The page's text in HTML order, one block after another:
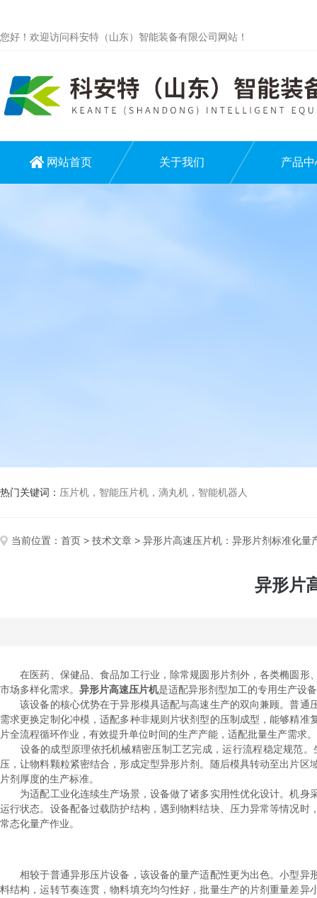
您好！欢迎访问科安特（山东）智能装备有限公司网站！
网站首页 关于我们 产品中
热门关键词： 压片机，智能压片机，滴丸机，智能机器人
当前位置： 首页 > 技术文章 > 异形片高速压片机：异形片剂标准化量
异形片
在医药、保健品、食品加工行业，除常规圆形片剂外，各类椭圆形
市场多样化需求。 异形片高速压片机是适配异形剂型加工的专用生产设
该设备的核心优势在于异形模具适配与高速生产的双向兼顾。普通
需求更换定制化冲模，适配多种非规则片状剂型的压制成型，能够精
片全流程循环作业，有效提升单位时间的生产产能，适配批量生产需求。
设备的成型原理依托机械精密压制工艺完成，运行流程稳定规范。
压，让物料颗粒紧密结合，形成定型异形片剂。随后模具转动至出片
片剂厚度的生产标准。
为适配工业化连续生产场景，设备做了诸多实用性优化设计。机身
运行状态。设备配备过载防护结构，遇到物料结块、压力异常等情况
常态化量产作业。
相较于普通异形压片设备，该设备的量产适配性更为出色。小型异
料结构，运转节奏连贯，物料填充均匀性好，批量生产的片剂重量差